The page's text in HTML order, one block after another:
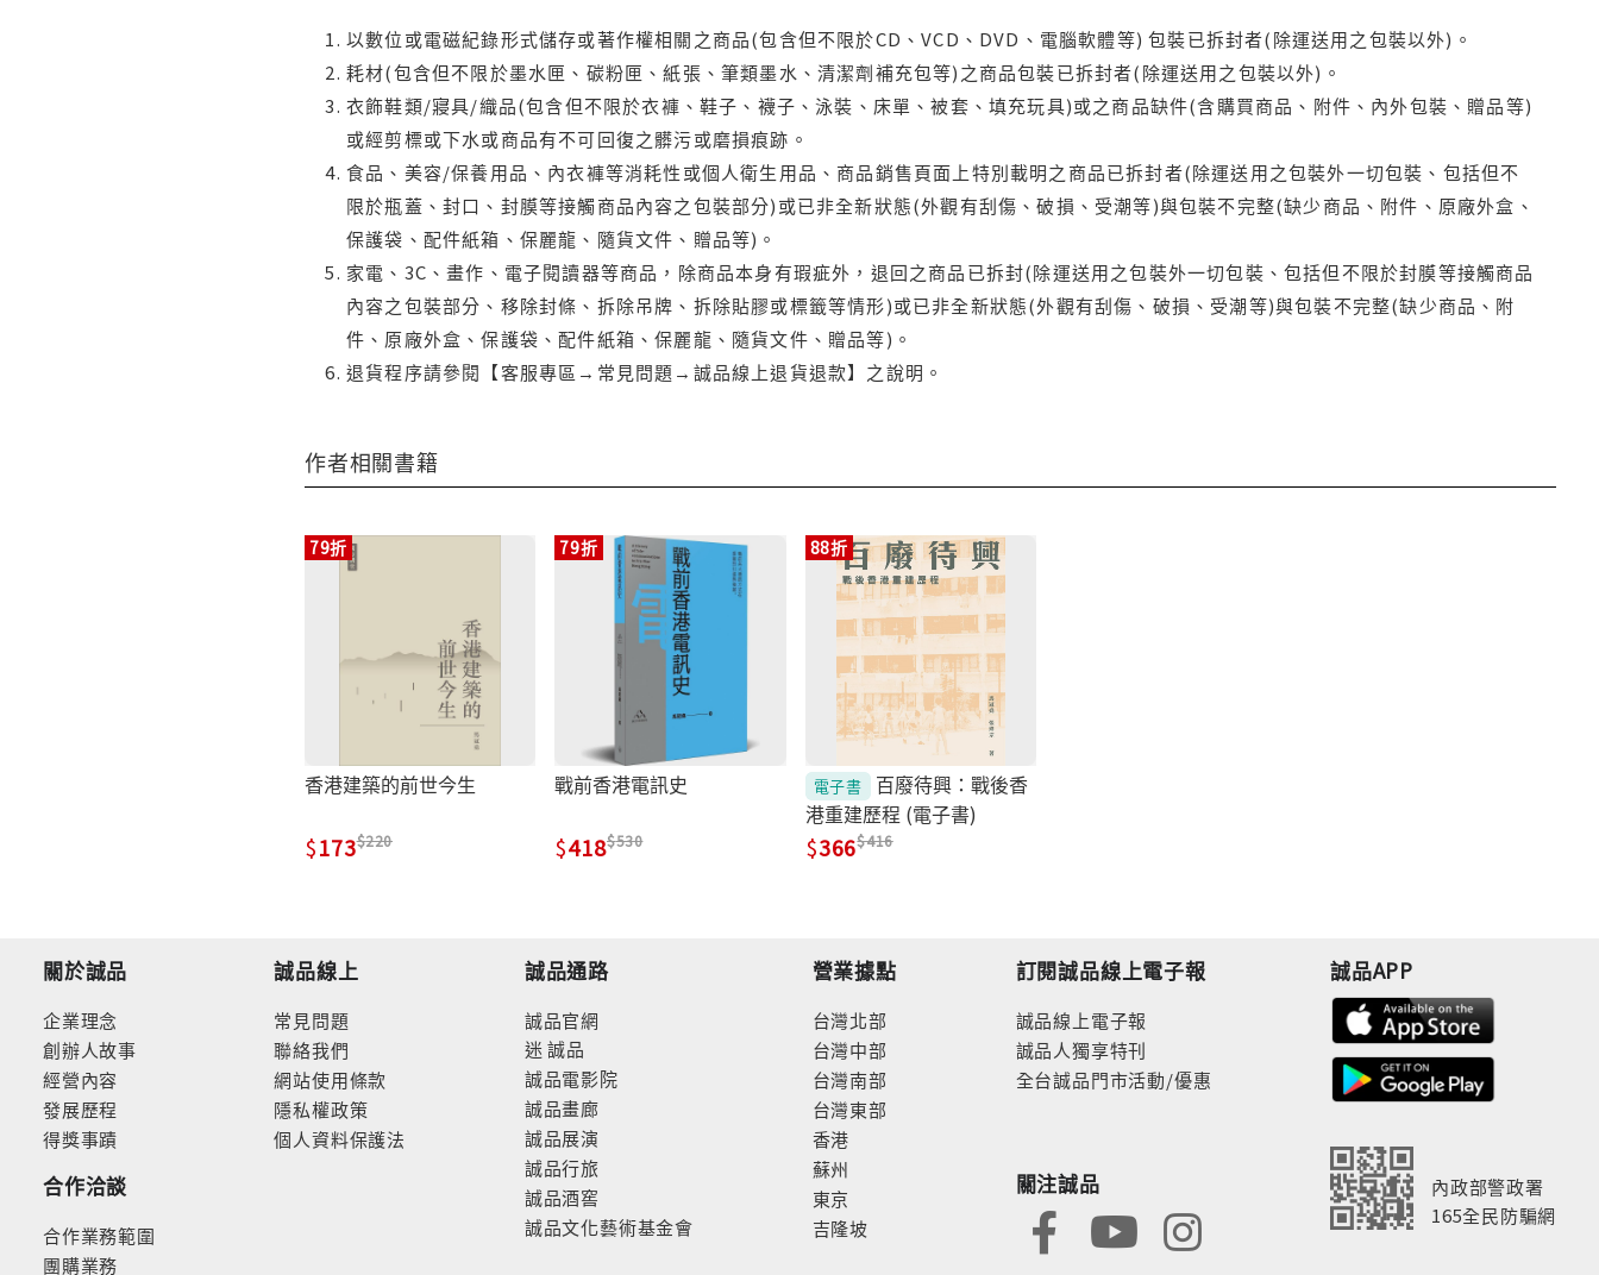
以數位或電磁紀錄形式儲存或著作權相關之商品(包含但不限於CD、VCD、DVD、電腦軟體等) 包裝已拆封者(除運送用之包裝以外)。
耗材(包含但不限於墨水匣、碳粉匣、紙張、筆類墨水、清潔劑補充包等)之商品包裝已拆封者(除運送用之包裝以外)。
衣飾鞋類/寢具/織品(包含但不限於衣褲、鞋子、襪子、泳裝、床單、被套、填充玩具)或之商品缺件(含購買商品、附件、內外包裝、贈品等)
或經剪標或下水或商品有不可回復之髒污或磨損痕跡。
食品、美容/保養用品、內衣褲等消耗性或個人衛生用品、商品銷售頁面上特別載明之商品已拆封者(除運送用之包裝外一切包裝、包括但不
限於瓶蓋、封口、封膜等接觸商品內容之包裝部分)或已非全新狀態(外觀有刮傷、破損、受潮等)與包裝不完整(缺少商品、附件、原廠外盒、
保護袋、配件紙箱、保麗龍、隨貨文件、贈品等)。
家電、3C、畫作、電子閱讀器等商品，除商品本身有瑕疵外，退回之商品已拆封(除運送用之包裝外一切包裝、包括但不限於封膜等接觸商品
內容之包裝部分、移除封條、拆除吊牌、拆除貼膠或標籤等情形)或已非全新狀態(外觀有刮傷、破損、受潮等)與包裝不完整(缺少商品、附
件、原廠外盒、保護袋、配件紙箱、保麗龍、隨貨文件、贈品等)。
退貨程序請參閱【客服專區→常見問題→誠品線上退貨退款】之說明。
作者相關書籍
79折
香港建築的前世今生
173 220
79折
戰前香港電訊史
418 530
88折
電子書
百廢待興：戰後香
港重建歷程 (電子書)
366 416
關於誠品
企業理念
創辦人故事
經營內容
發展歷程
得獎事蹟
合作洽談
合作業務範圍
團購業務
誠品線上
常見問題
聯絡我們
網站使用條款
隱私權政策
個人資料保護法
誠品通路
誠品官網
迷 誠品
誠品電影院
誠品畫廊
誠品展演
誠品行旅
誠品酒窖
誠品文化藝術基金會
營業據點
台灣北部
台灣中部
台灣南部
台灣東部
香港
蘇州
東京
吉隆坡
訂閱誠品線上電子報
誠品線上電子報
誠品人獨享特刊
全台誠品門市活動/優惠
關注誠品
誠品APP
內政部警政署
165全民防騙網